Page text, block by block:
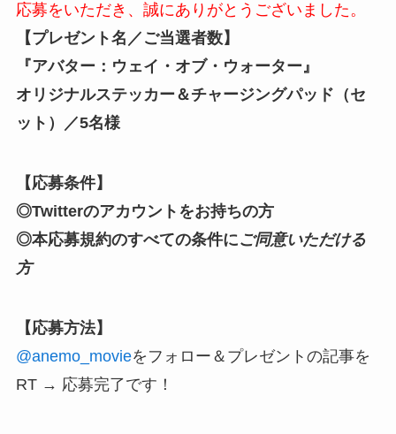
応募をいただき、誠にありがとうございました。
【プレゼント名／ご当選者数】
『アバター：ウェイ・オブ・ウォーター』
オリジナルステッカー＆チャージングパッド （セ
ット）
／5名様
【応募条件】
◎Twitterのアカウントをお持ちの方
◎本応募規約のすべての条件にご同意いただける
方
【応募方法】
@anemo_movieをフォロー ＆プレゼントの記事を
RT → 応募完了です！